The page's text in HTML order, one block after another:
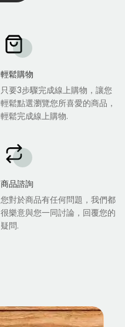
輕鬆購物
只要3步驟完成線上購物，讓您
輕鬆點選瀏覽您所喜愛的商品，
輕鬆完成線上購物.
商品諮詢
您對於商品有任何問題，我們都
很樂意與您一同討論，回覆您的
疑問.